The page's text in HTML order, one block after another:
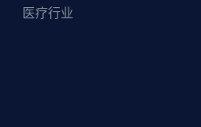
医疗行业